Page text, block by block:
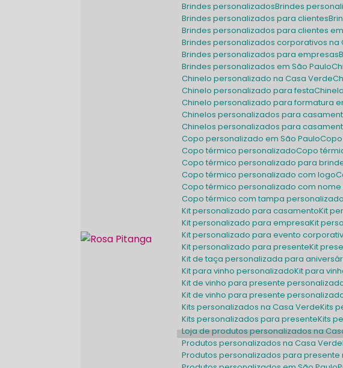
Brindes personalizados Brindes
Brindes personalizados para clientes
Brindes personalizados para clientes
Brindes personalizados corporativos
Brindes personalizados para empresas
Brindes personalizados em São Paulo
Chinelo personalizado na Casa Verde
Chinelo personalizado para festa
Chinelo personalizado para formatura
Chinelos personalizados para
Chinelos personalizados para
Copo personalizado em São Paulo
Copo térmico personalizado Copo
Copo térmico personalizado para
Copo térmico personalizado com logo
Copo térmico personalizado com
Copo térmico com tampa
Kit personalizado para casamento Kit
Kit personalizado para empresa Kit
Kit personalizado para evento
Kit personalizado para presente Kit
Kit de taça personalizada para
Kit para vinho personalizado Kit para
Kit de vinho para presente
Kit de vinho para presente
Kits personalizados na Casa Verde Kits
Kits personalizados para presente Kits
Loja de produtos personalizados na
Produtos personalizados na Casa Verde
Produtos personalizados para